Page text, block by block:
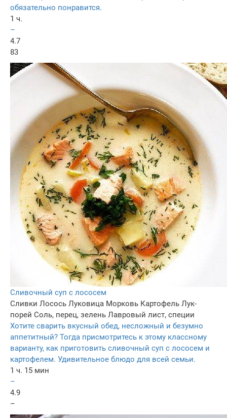
обязательно понравится.
1 ч.
–
4.7
83
Сливочный суп с лососем
Сливки Лосось Луковица Морковь Картофель Лук-
порей Соль, перец, зелень Лавровый лист, специи
Хотите сварить вкусный обед, несложный и безумно
аппетитный? Тогда присмотритесь к этому классному
варианту, как приготовить сливочный суп с лососем и
картофелем. Удивительное блюдо для всей семьи.
1 ч. 15 мин
–
4.9
–